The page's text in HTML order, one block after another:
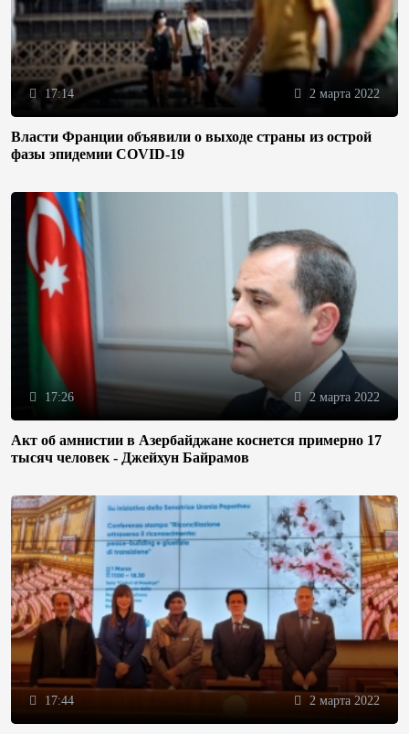
17:14 2 марта 2022
Власти Франции объявили о выходе страны из острой
фазы эпидемии COVID-19
17:26 2 марта 2022
Акт об амнистии в Азербайджане коснется примерно 17
тысяч человек - Джейхун Байрамов
17:44 2 марта 2022